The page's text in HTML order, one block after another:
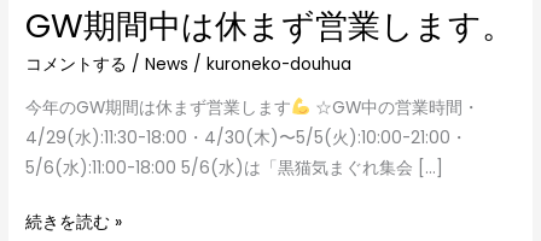
GW期間中は休まず営業します。
コメントする /News /kuroneko-douhua
今年のGW期間は休まず営業します
☆GW中の営業時間・
4/29(水):11:30-18:00・4/30(木)〜5/5(火):10:00-21:00・
5/6(水):11:00-18:00 5/6(水)は「黒猫気まぐれ集会 […]
続きを読む »